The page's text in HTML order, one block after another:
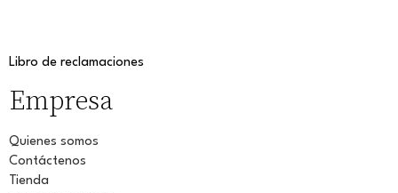
Libro de reclamaciones
Empresa
Quienes somos
Contáctenos
Tienda